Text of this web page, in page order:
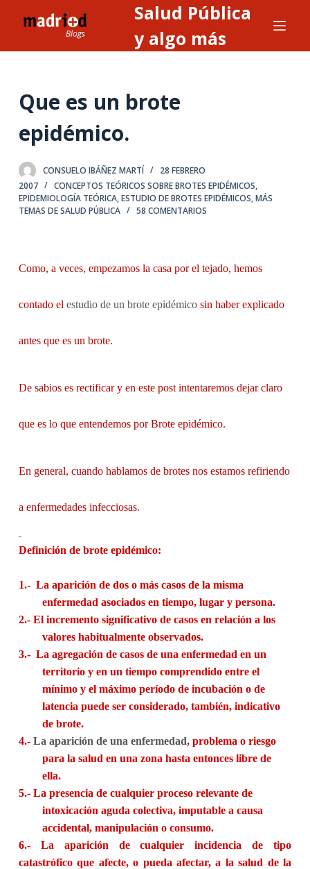
l
o
n
o
Salud Pública
y algo más
Que es un brote
epidémico.
CONSUELO IBÁÑEZ MARTÍ
28 FEBRERO
2007
CONCEPTOS TEÓRICOS SOBRE BROTES EPIDÉMICOS,
EPIDEMIOLOGÍA TEÓRICA,ESTUDIO DE BROTES EPIDÉMICOS,MÁS
TEMAS DE SALUD PÚBLICA
58 COMENTARIOS
Como, a veces, empezamos la casa por el tejado, hemos
contado el estudio de un brote epidémicosin haber explicado
antes que es un brote.
De sabios es rectificar y en este post intentaremos dejar claro
que es lo que entendemos por Brote epidémico.
En general, cuando hablamos de brotes nos estamos refiriendo
a enfermedades infecciosas.
Definición de brote epidémico:
1.- La aparición de dos o más casos de la misma
enfermedad asociados en tiempo, lugar y persona.
2.- El incremento significativo de casos en relación a los
valores habitualmente observados.
3.- La agregación de casos de una enfermedad en un
territorio y en un tiempo comprendido entre el
mínimo y el máximo período de incubación o de
latencia puede ser considerado, también, indicativo
de brote.
4.- La aparición de una enfermedad, problema o riesgo
para la salud en una zona hasta entonces libre de
ella.
5.- La presencia de cualquier proceso relevante de
intoxicación aguda colectiva, imputable a causa
accidental, manipulación o consumo.
6.- La aparición de cualquier incidencia de tipo
catastrófico que afecte, o pueda afectar, a la salud de la